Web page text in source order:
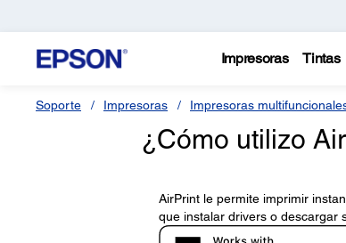
Impresoras Tintas
Soporte Impresoras Impresoras
¿Cómo utilizo
AirPrint le permite imprimir
que instalar drivers o descargar